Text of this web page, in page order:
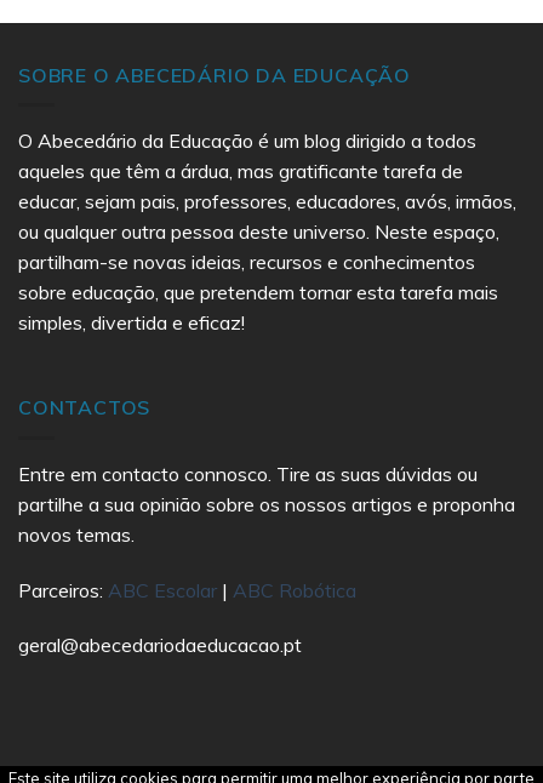
SOBRE O ABECEDÁRIO DA EDUCAÇÃO
O Abecedário da Educação é um blog dirigido a todos
aqueles que têm a árdua, mas gratificante tarefa de
educar, sejam pais, professores, educadores, avós, irmãos,
ou qualquer outra pessoa deste universo. Neste espaço,
partilham-se novas ideias, recursos e conhecimentos
sobre educação, que pretendem tornar esta tarefa mais
simples, divertida e eficaz!
CONTACTOS
Entre em contacto connosco. Tire as suas dúvidas ou
partilhe a sua opinião sobre os nossos artigos e proponha
novos temas.
Parceiros: ABC Escolar | ABC Robótica
geral@abecedariodaeducacao.pt
Este site utiliza cookies para permitir uma melhor experiência por parte